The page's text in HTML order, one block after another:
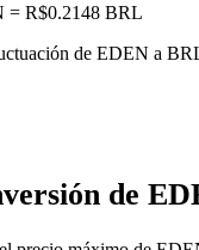
= R$0.2148 BRL
de EDEN a
de